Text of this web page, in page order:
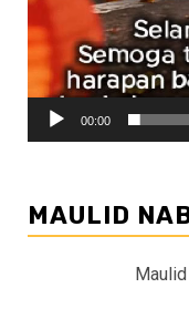
00:00
MAULID